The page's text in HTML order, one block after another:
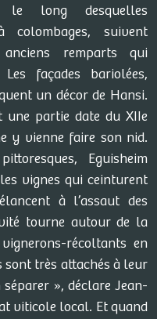
le long desquelles
colombages, suivent
remparts qui
façades bariolées,
un décor de Hansi.
une partie date du XIIe
y vienne faire son nid.
Eguisheim
vignes qui ceinturent
à l’assaut des
tourne autour de la
récoltants en
sont très attachés à leur
séparer », déclare Jean-
viticole local. Et quand